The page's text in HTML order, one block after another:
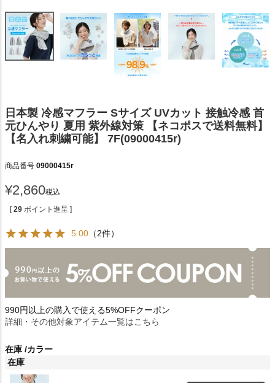
日本製 冷感マフラー Sサイズ UVカット 接触冷感 首
元ひんやり 夏用 紫外線対策 【ネコポスで送料無料】
【名入れ刺繍可能】 7F(09000415r)
商品番号 09000415r
¥2,860税込
[ 29 ポイント進呈 ]
5.00 （2件）
990円以上の購入で使える5%OFFクーポン
詳細・その他対象アイテム一覧はこちら
在庫 カラー
在庫